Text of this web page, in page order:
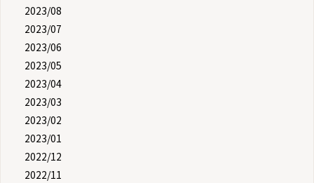
2023/08
2023/07
2023/06
2023/05
2023/04
2023/03
2023/02
2023/01
2022/12
2022/11